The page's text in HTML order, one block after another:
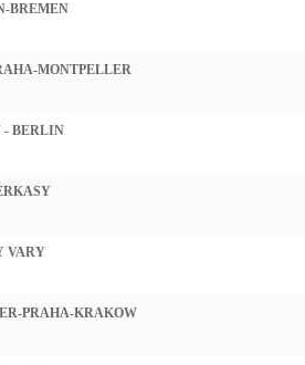
BREMEN
MONTPELLER
- BERLIN
VARY
PRAHA-KRAKOW